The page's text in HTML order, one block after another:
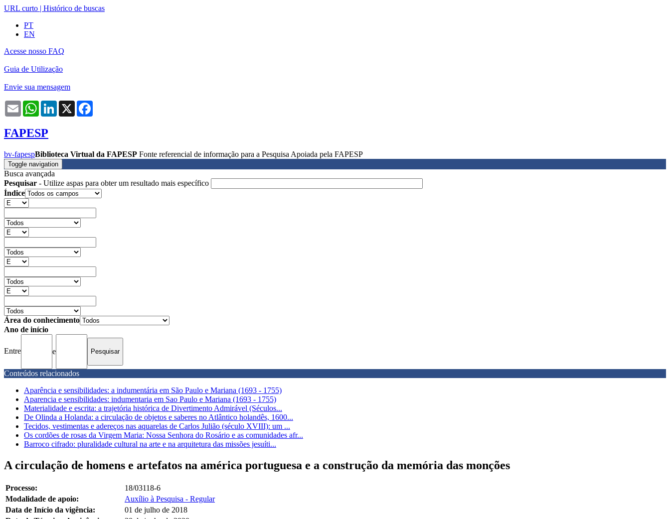
URL curto | Histórico de buscas
PT
EN
Acesse nosso FAQ
Guia de Utilização
Envie sua mensagem
Email WhatsAppLinkedIn
X
FAPESP
bv-fapespBiblioteca Virtual da FAPESP Fonte referencial de informação para a Pesquisa Apoiada pela FAPESP
Toggle navigation
Busca avançada
Pesquisar - Utilize aspas para obter um resultado mais específico
Índice
Área do conhecimento
Ano de início
Entre e
Conteúdos relacionados
Aparência e sensibilidades: a indumentária em São Paulo e Mariana (1693 - 1755)
Aparencia e sensibilidades: indumentaria em Sao Paulo e Mariana (1693 - 1755)
Materialidade e escrita: a trajetória histórica de Divertimento Admirável (Séculos...
De Olinda a Holanda: a circulação de objetos e saberes no Atlântico holandês, 1600...
Tecidos, vestimentas e adereços nas aquarelas de Carlos Julião (século XVIII): um ...
Os cordões de rosas da Virgem Maria: Nossa Senhora do Rosário e as comunidades afr...
Barroco cifrado: pluralidade cultural na arte e na arquitetura das missões jesuíti...
A circulação de homens e artefatos na américa portuguesa e a construção da memória das monções
Processo:
18/03118-6
Modalidade de apoio:
Auxílio à Pesquisa - Regular
Data de Início da vigência:
01 de julho de 2018